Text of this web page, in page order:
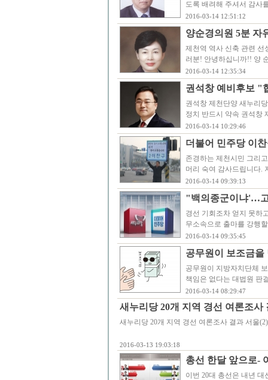
도록 배려해 주셔서 감사
2016-03-14 12:51:12
양순경의원 5분 자
제천역 역사 신축 관련 선
러분! 안녕하십니까!! 양
2016-03-14 12:35:34
권석창 예비후보 "
권석창 제천단양 새누리
정치 반드시 약속 권석창
2016-03-14 10:29:46
더불어 민주당 이
존경하는 제천시민 그리
머리 숙여 감사드립니다.
2016-03-14 09:39:13
"백의종군이냐'…
경선 기회조차 얻지 못하
무소속으로 출마를 강행
2016-03-14 09:35:45
공무원이 보조금을
공무원이 지방자치단체
책임은 없다는 대법원 판
2016-03-14 08:29:47
새누리당 20개 지역 경선 여론조
새누리당 20개 지역 경선 여론조사 결과 서울
2016-03-13 19:03:18
총선 한달 앞으로-
이번 20대 총선은 내년